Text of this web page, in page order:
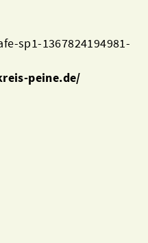
sp1-1367824194981-
peine.de/